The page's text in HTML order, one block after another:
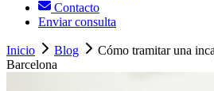
Contacto
Enviar consulta
Inicio Blog
Cómo tramitar una
Barcelona